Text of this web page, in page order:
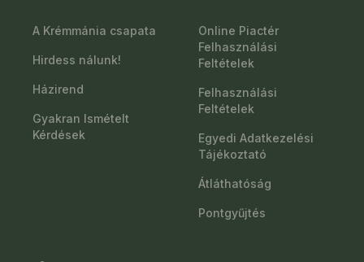
A Krémmánia csapata
Hirdess nálunk!
Házirend
Gyakran Ismételt
Kérdések
Online Piactér
Felhasználási
Feltételek
Felhasználási
Feltételek
Egyedi Adatkezelési
Tájékoztató
Átláthatóság
Pontgyűjtés